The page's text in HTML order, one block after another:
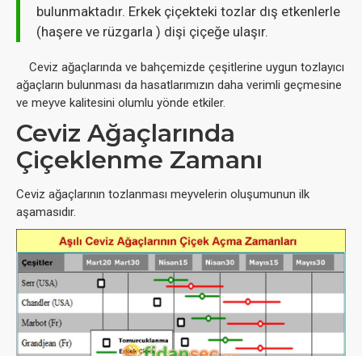
bulunmaktadır. Erkek çiçekteki tozlar dış etkenlerle
(haşere ve rüzgarla ) dişi çiçeğe ulaşır.
Ceviz ağaçlarında ve bahçemizde çeşitlerine uygun tozlayıcı
ağaçların bulunması da hasatlarımızın daha verimli geçmesine
ve meyve kalitesini olumlu yönde etkiler.
Ceviz Ağaçlarında
Çiçeklenme Zamanı
Ceviz ağaçlarının tozlanması meyvelerin oluşumunun ilk
aşamasıdır.